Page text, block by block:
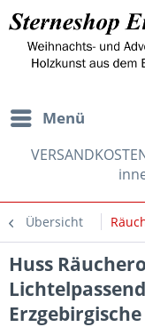
Menü
Übersicht
Huss